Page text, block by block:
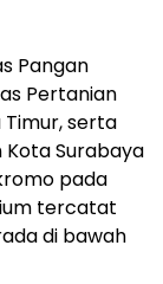
Pangan
Pertanian
Timur, serta
Kota Surabaya
pada
tercatat
di bawah